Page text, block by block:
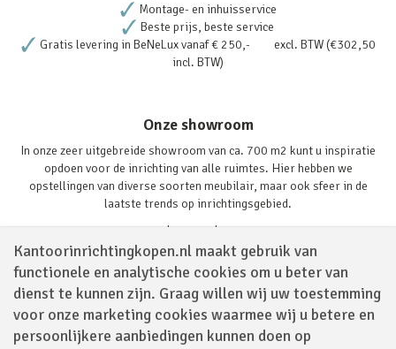
Kantoorinrichtingkopen.nl maakt gebruik van
functionele en analytische cookies om u beter van
dienst te kunnen zijn. Graag willen wij uw toestemming
voor onze marketing cookies waarmee wij u betere en
persoonlijkere aanbiedingen kunnen doen op
Montage- en inhuisservice
Beste prijs, beste service
Gratis levering in BeNeLux vanaf € 250,- excl. BTW (€302,50
incl. BTW)
Onze showroom
In onze zeer uitgebreide showroom van ca. 700 m2 kunt u inspiratie
opdoen voor de inrichting van alle ruimtes. Hier hebben we
opstellingen van diverse soorten meubilair, maar ook sfeer in de
laatste trends op inrichtingsgebied.
Lees verder